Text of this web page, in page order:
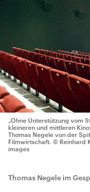
„Ohne Unterstützung vom
kleineren und mittleren
Thomas Negele von der
Filmwirtschaft. © Reinhard
images
Thomas Negele im